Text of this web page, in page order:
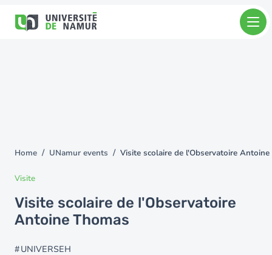
You
here
Home UNamur events Visite scolaire de l'Observatoire Antoine
Visite
Visite scolaire de l'Observatoire
Antoine Thomas
UNIVERSEH